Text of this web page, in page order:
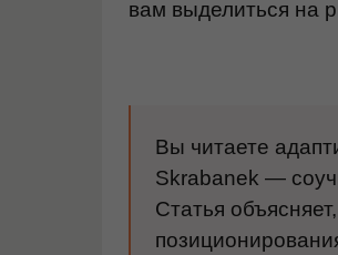
вам выделиться на
Вы читаете
Skrabanek —
Статья